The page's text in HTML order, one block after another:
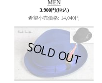
MEN
3,900円(税込)
希望小売価格: 14,040円